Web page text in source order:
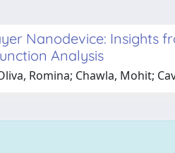
Nanodevice: Insights
Analysis
Romina; Chawla, Mohit;